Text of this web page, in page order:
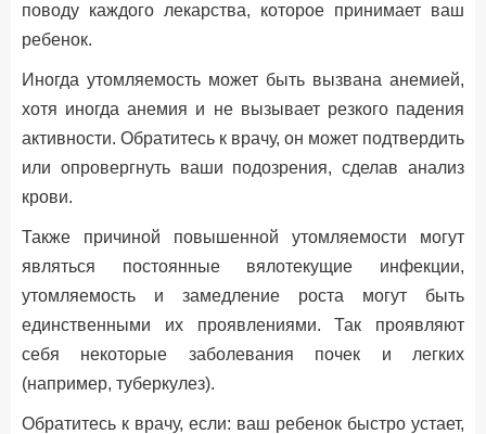
поводу каждого лекарства, которое принимает ваш
ребенок.
Иногда утомляемость может быть вызвана анемией,
хотя иногда анемия и не вызывает резкого падения
активности. Обратитесь к врачу, он может подтвердить
или опровергнуть ваши подозрения, сделав анализ
крови.
Также причиной повышенной утомляемости могут
являться постоянные вялотекущие инфекции,
утомляемость и замедление роста могут быть
единственными их проявлениями. Так проявляют
себя некоторые заболевания почек и легких
(например, туберкулез).
Обратитесь к врачу, если: ваш ребенок быстро устает,